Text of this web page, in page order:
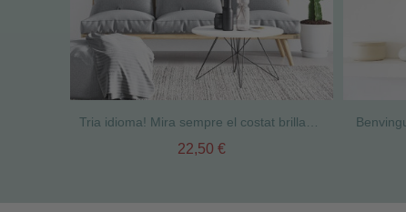
22,50 €